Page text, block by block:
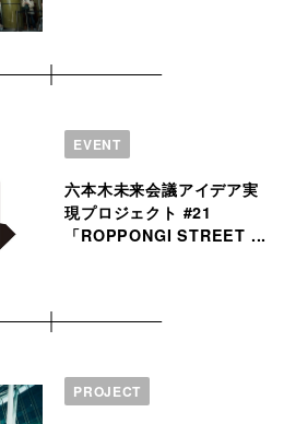
EVENT
六本木未来会議アイデア実
現プロジェクト #21
「ROPPONGI STREET ...
PROJECT